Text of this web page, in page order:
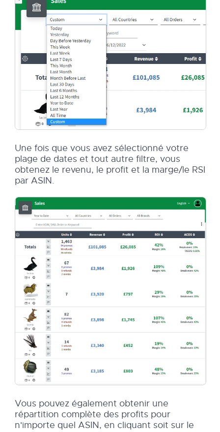
Une fois que vous avez sélectionné votre
plage de dates et tout autre filtre, vous
obtenez le revenu, le profit et la marge/le RSI
par ASIN.
Vous pouvez également obtenir une
répartition complète des profits pour
n'importe quel ASIN, en cliquant soit sur le